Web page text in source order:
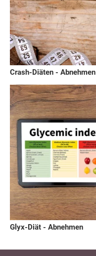
Crash-Diäten - Abnehmen
Glyx-Diät - Abnehmen